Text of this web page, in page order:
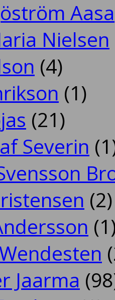
Aasa
Nielsen
(4)
(1)
(21)
Severin
(2)
Jaarma